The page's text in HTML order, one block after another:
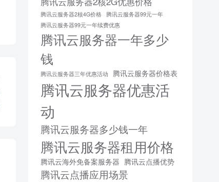
腾讯云服务器2核4G价格
腾讯云服务器99元一年
腾讯云服务器99元一年续费优惠
腾讯云服务器一年多少
钱
腾讯云服务器三年优惠活动 腾讯云服务器价格表
腾讯云服务器优惠活
动
腾讯云服务器多少钱一年
腾讯云服务器租用价格
腾讯云海外免备案服务器 腾讯云点播优势
腾讯云点播应用场景